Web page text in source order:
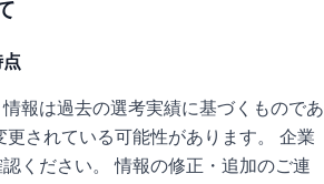
点
報は過去の選考実績に基づくものであ
更されている可能性があります。 企業
ください。 情報の修正・追加のご連